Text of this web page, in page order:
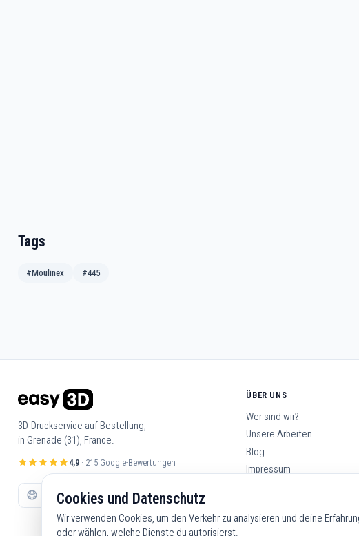
Tags
#Moulinex #445
3D-Druckservice auf Bestellung,
in Grenade (31), France.
4,9· 215 Google-Bewertungen
ÜBER UNS
Wer sind wir?
Unsere Arbeiten
Blog
Impressum
Cookies und Datenschutz
Wir verwenden Cookies, um den Verkehr zu analysieren und deine
oder wählen, welche Dienste du autorisierst.